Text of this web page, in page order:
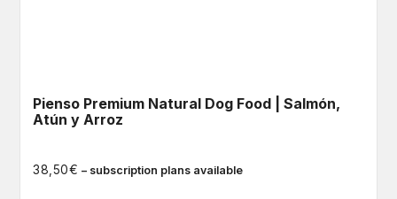
Pienso Premium Natural Dog Food | Salmón,
Atún y Arroz
38,50€ – subscription plans available